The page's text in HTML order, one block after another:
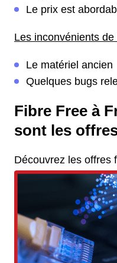
Le prix est
Les inconvénients
Le matériel ancien
Quelques bugs
Fibre Free à
sont les
Découvrez les offres